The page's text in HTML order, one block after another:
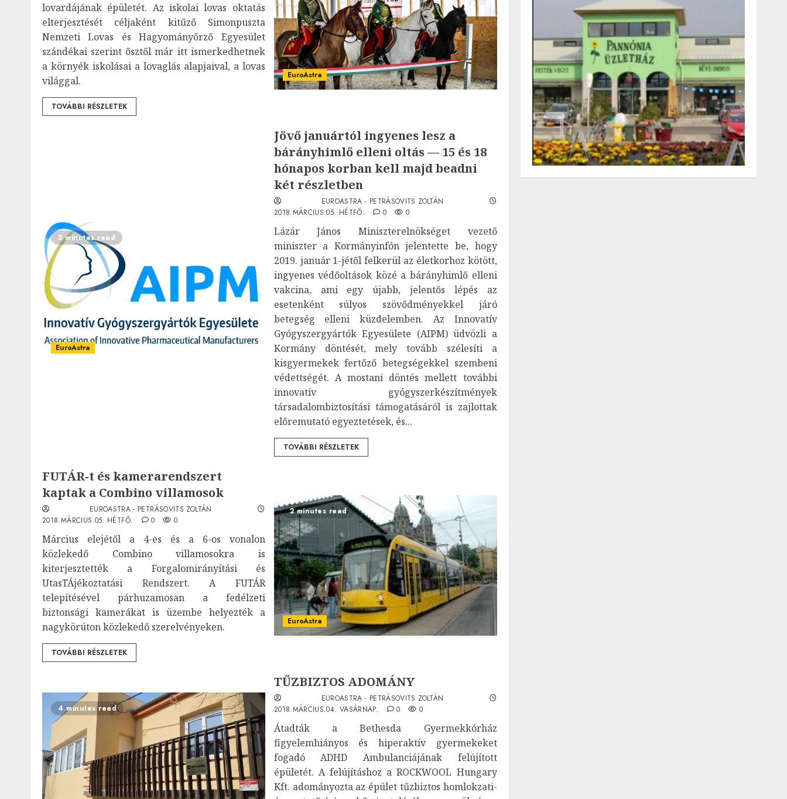
EuroAstra
lovardájának épületét. Az iskolai lovas oktatás
elterjesztését céljaként kitűző Simonpuszta
Nemzeti Lovas és Hagyományőrző Egyesület
szándékai szerint ősztől már itt ismerkedhetnek
a környék iskolásai a lovaglás alapjaival, a lovas
világgal.
TOVÁBBI RÉSZLETEK
3 minutes read
EuroAstra
Jövő januártól ingyenes lesz a
bárányhimlő elleni oltás — 15 és 18
hónapos korban kell majd beadni
két részletben
EUROASTRA - PETRÁSOVITS ZOLTÁN
2018.MÁRCIUS.05. HÉTFŐ.
0 0
Lázár János Miniszterelnökséget vezető
miniszter a Kormányinfón jelentette be, hogy
2019. január 1-jétől felkerül az életkorhoz kötött,
ingyenes védőoltások közé a bárányhimlő elleni
vakcina, ami egy újabb, jelentős lépés az
esetenként súlyos szövődményekkel járó
betegség elleni küzdelemben. Az Innovatív
Gyógyszergyártók Egyesülete (AIPM) üdvözli a
Kormány döntését, mely tovább szélesíti a
kisgyermekek fertőző betegségekkel szembeni
védettségét. A mostani döntés mellett további
innovatív gyógyszerkészítmények
társadalombiztosítási támogatásáról is zajlottak
előremutató egyeztetések, és...
TOVÁBBI RÉSZLETEK
2 minutes read
EuroAstra
FUTÁR-t és kamerarendszert
kaptak a Combino villamosok
EUROASTRA - PETRÁSOVITS ZOLTÁN
2018.MÁRCIUS.05. HÉTFŐ.
0 0
Március elejétől a 4-es és a 6-os vonalon
közlekedő Combino villamosokra is
kiterjesztették a Forgalomirányítási és
UtasTÁjékoztatási Rendszert. A FUTÁR
telepítésével párhuzamosan a fedélzeti
biztonsági kamerákat is üzembe helyezték a
nagykörúton közlekedő szerelvényeken.
TOVÁBBI RÉSZLETEK
4 minutes read
TŰZBIZTOS ADOMÁNY
EUROASTRA - PETRÁSOVITS ZOLTÁN
2018.MÁRCIUS.04. VASÁRNAP.
0 0
Átadták a Bethesda Gyermekkórház
figyelemhiányos és hiperaktív gyermekeket
fogadó ADHD Ambulanciájának felújított
épületét. A felújításhoz a ROCKWOOL Hungary
Kft. adományozta az épület tűzbiztos homlokzati-